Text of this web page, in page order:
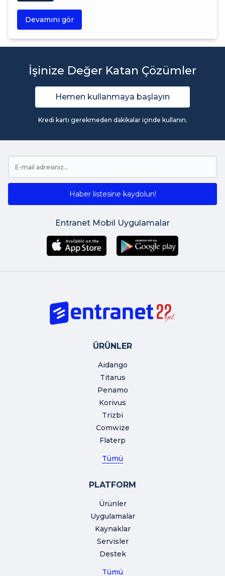
Devamını gör
İşinize Değer Katan Çözümler
Hemen kullanmaya başlayın
Kredi kartı gerekmeden dakikalar içinde kullanın.
Haber listesine kaydolun!
Entranet Mobil Uygulamalar
ÜRÜNLER
Aidango
Titarus
Penamo
Korivus
Trizbi
Comwize
Flaterp
Tümü
PLATFORM
Ürünler
Uygulamalar
Kaynaklar
Servisler
Destek
Tümü